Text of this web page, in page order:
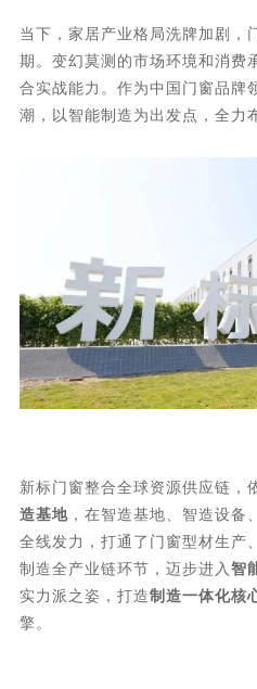
当下，家居产业格局洗牌加剧，
期。变幻莫测的市场环境和消费
合实战能力。作为中国门窗品牌
潮，以智能制造为出发点，全力
新标门窗整合全球资源供应链，
造基地，在智造基地、智造设备
全线发力，打通了门窗型材生产
制造全产业链环节，迈步进入 智
实力派之姿，打造制造一体化核
擎。